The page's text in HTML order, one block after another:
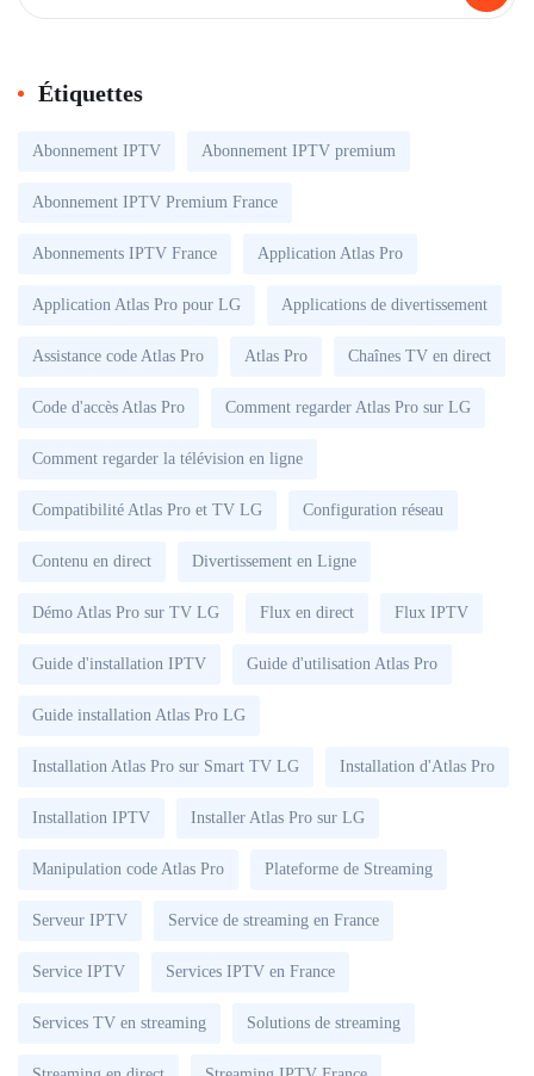
Étiquettes
Abonnement IPTV Abonnement IPTV premium
Abonnement IPTV Premium France
Abonnements IPTV France Application Atlas Pro
Application Atlas Pro pour LG Applications de divertissement
Assistance code Atlas Pro Atlas Pro Chaînes TV en direct
Code d'accès Atlas Pro Comment regarder Atlas Pro sur LG
Comment regarder la télévision en ligne
Compatibilité Atlas Pro et TV LG Configuration réseau
Contenu en direct Divertissement en Ligne
Démo Atlas Pro sur TV LG Flux en direct Flux IPTV
Guide d'installation IPTV Guide d'utilisation Atlas Pro
Guide installation Atlas Pro LG
Installation Atlas Pro sur Smart TV LG Installation d'Atlas Pro
Installation IPTV Installer Atlas Pro sur LG
Manipulation code Atlas Pro Plateforme de Streaming
Serveur IPTV Service de streaming en France
Service IPTV Services IPTV en France
Services TV en streaming Solutions de streaming